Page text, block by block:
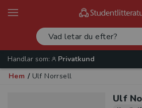
Handlar som:
Privatkund
Hem / Ulf Norrsell
Ulf